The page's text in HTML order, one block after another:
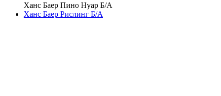
Ханс Баер Пино Нуар Б/А
Ханс Баер Рислинг Б/А